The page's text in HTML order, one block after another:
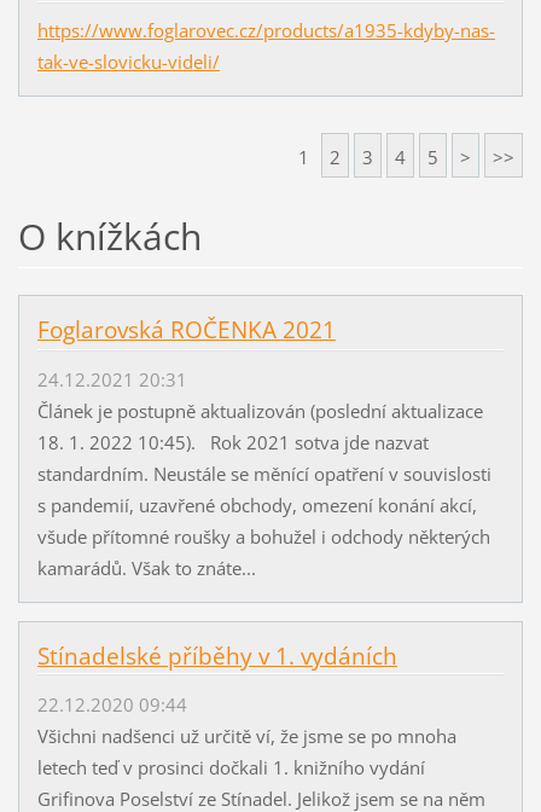
https://www.foglarovec.cz/products/a1935-kdyby-nas-
tak-ve-slovicku-videli/
1 2 3 4 5 > >>
O knížkách
Foglarovská ROČENKA 2021
24.12.2021 20:31
Článek je postupně aktualizován (poslední aktualizace
18. 1. 2022 10:45). Rok 2021 sotva jde nazvat
standardním. Neustále se měnící opatření v souvislosti
s pandemií, uzavřené obchody, omezení konání akcí,
všude přítomné roušky a bohužel i odchody některých
kamarádů. Však to znáte...
Stínadelské příběhy v 1. vydáních
22.12.2020 09:44
Všichni nadšenci už určitě ví, že jsme se po mnoha
letech teď v prosinci dočkali 1. knižního vydání
Grifinova Poselství ze Stínadel. Jelikož jsem se na něm